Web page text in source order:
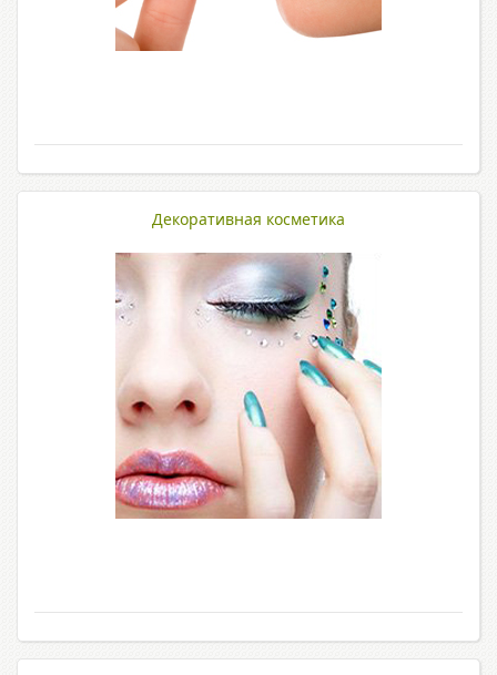
Декоративная косметика